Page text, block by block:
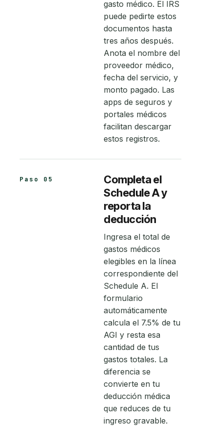
gasto médico. El IRS
puede pedirte estos
documentos hasta
tres años después.
Anota el nombre del
proveedor médico,
fecha del servicio, y
monto pagado. Las
apps de seguros y
portales médicos
facilitan descargar
estos registros.
Paso 05
Completa el
Schedule A y
reporta la
deducción
Ingresa el total de
gastos médicos
elegibles en la línea
correspondiente del
Schedule A. El
formulario
automáticamente
calcula el 7.5% de tu
AGI y resta esa
cantidad de tus
gastos totales. La
diferencia se
convierte en tu
deducción médica
que reduces de tu
ingreso gravable.